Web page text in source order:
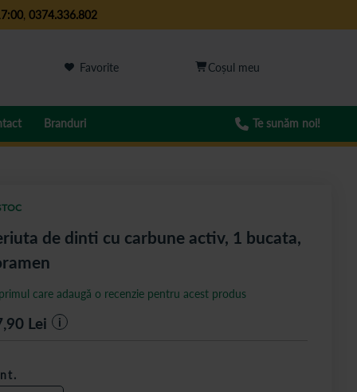
, 0374.336.802
Favorite
Branduri Te sunăm noi!
de dinti cu carbune activ, 1 bucata,
care adaugă o recenzie pentru acest produs
Lei i